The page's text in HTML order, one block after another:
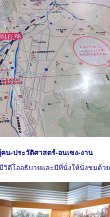
คน-ประวัติศาสตร์-อนเซง-งาน
วิดีโออธิบายและมีที่นั่งให้นั่งชมด้วย